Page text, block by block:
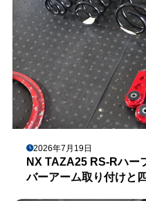
2026年7月19日
NX TAZA25 RS-Rハー
バーアーム取り付けと